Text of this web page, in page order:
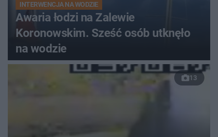
INTERWENCJA NA WODZIE
Awaria łodzi na Zalewie
Koronowskim. Sześć osób utknęło
na wodzie
13